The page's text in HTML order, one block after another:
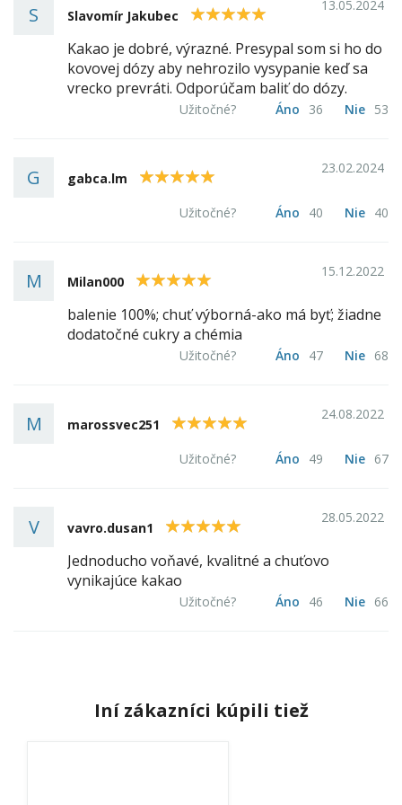
S Slavomír Jakubec 5
13.05.2024
Kakao je dobré, výrazné. Presypal som si ho do
kovovej dózy aby nehrozilo vysypanie keď sa
vrecko prevráti. Odporúčam baliť do dózy.
Užitočné? Áno 36 Nie 53
G gabca.lm 5
23.02.2024
Užitočné? Áno 40 Nie 40
M Milan000 5
15.12.2022
balenie 100%; chuť výborná-ako má byť; žiadne
dodatočné cukry a chémia
Užitočné? Áno 47 Nie 68
M marossvec251 5
24.08.2022
Užitočné? Áno 49 Nie 67
V vavro.dusan1 5
28.05.2022
Jednoducho voňavé, kvalitné a chuťovo
vynikajúce kakao
Užitočné? Áno 46 Nie 66
Iní zákazníci kúpili tiež